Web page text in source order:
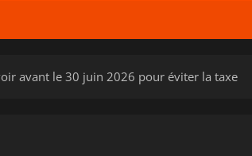
avant le 30 juin 2026 pour éviter la taxe